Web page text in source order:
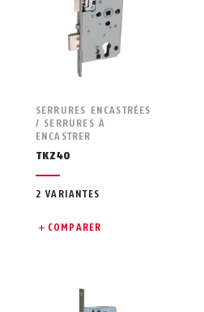
SERRURES ENCASTRÉES
/ SERRURES À
ENCASTRER
TKZ40
2 VARIANTES
COMPARER